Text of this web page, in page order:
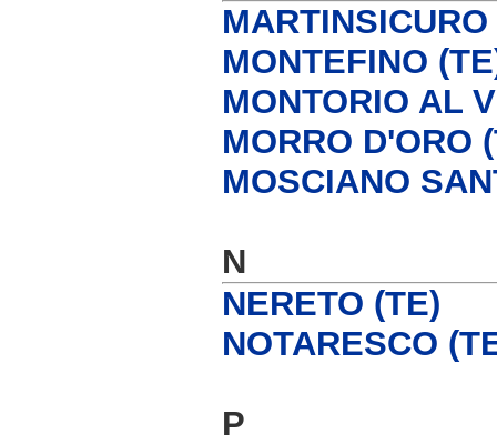
MONTEFINO
MONTORIO AL
MORRO D'ORO
MOSCIANO
N
NERETO (TE)
NOTARESCO
P